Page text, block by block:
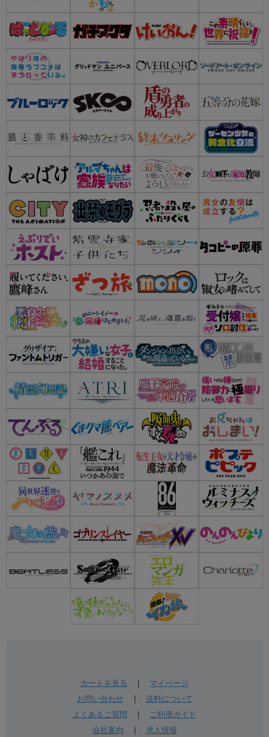
カートを見る
マイページ
お問い合わせ| 送料について
よくあるご質問
ご利用ガイド
会社案内
求人情報